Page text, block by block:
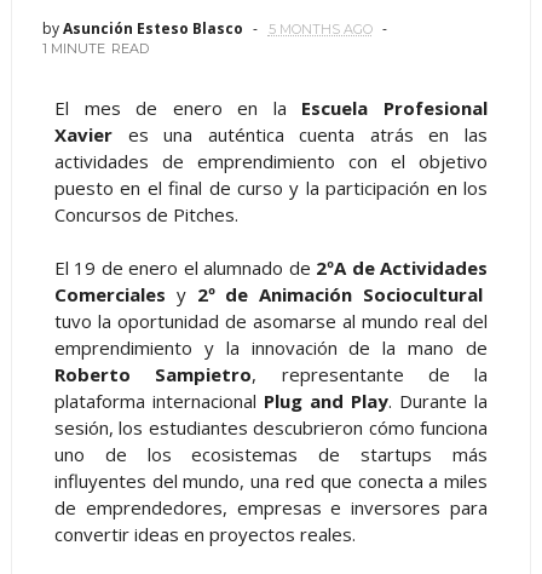
byAsunción Esteso Blasco
5 MONTHS AGO
1 MINUTE READ
El mes de enero en la Escuela Profesional
Xavieres una auténtica cuenta atrás en las
actividades de emprendimiento con el objetivo
puesto en el final de curso y la participación en los
Concursos de Pitches.
El 19 de enero el alumnado de 2ºA de Actividades
Comerciales y 2º de Animación Sociocultural
tuvo la oportunidad de asomarse al mundo real del
emprendimiento y la innovación de la mano de
Roberto Sampietro, representante de la
plataforma internacional Plug and Play. Durante la
sesión, los estudiantes descubrieron cómo funciona
uno de los ecosistemas de startups más
influyentes del mundo, una red que conecta a miles
de emprendedores, empresas e inversores para
convertir ideas en proyectos reales.